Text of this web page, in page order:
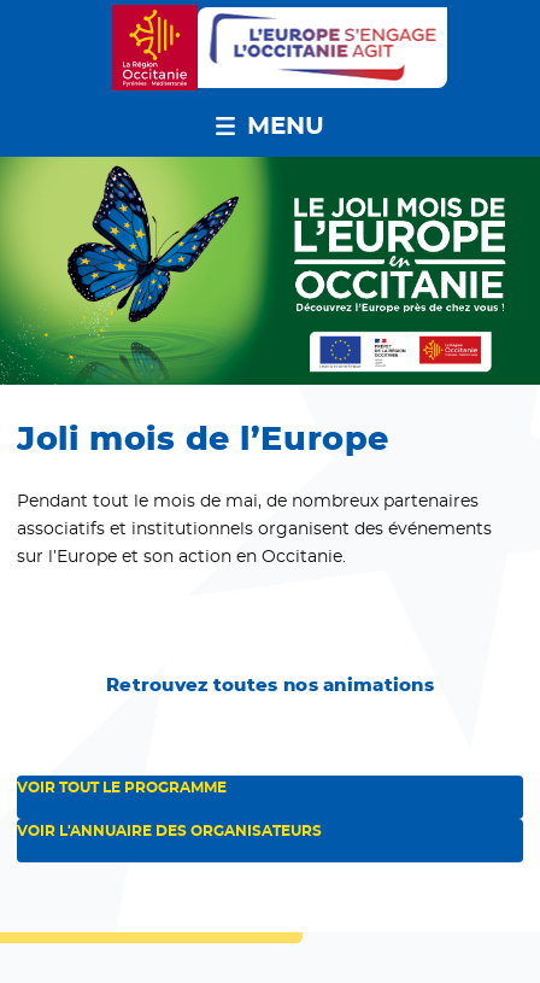
MENU
Joli mois de l’Europe
Pendant tout le mois de mai, de nombreux partenaires
associatifs et institutionnels organisent des événements
sur l’Europe et son action en Occitanie.
Retrouvez toutes nos animations
VOIR TOUT LE PROGRAMME
VOIR L'ANNUAIRE DES ORGANISATEURS